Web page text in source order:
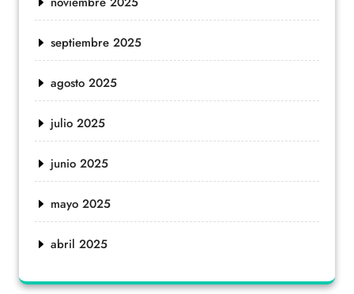
septiembre 2025
agosto 2025
julio 2025
junio 2025
mayo 2025
abril 2025